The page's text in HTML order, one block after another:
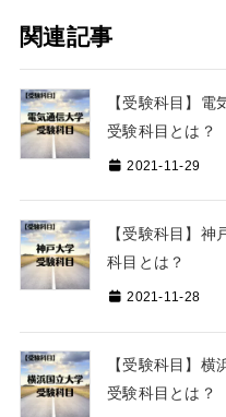
関連記事
【受験科目】
受験科目とは？
2021-11-29
【受験科目】
科目とは？
2021-11-28
【受験科目】
受験科目とは？